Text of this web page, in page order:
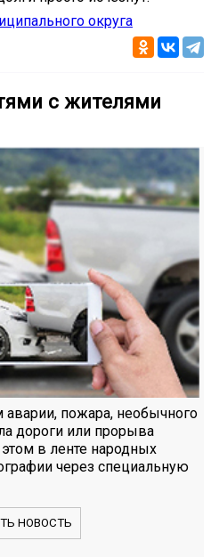
округа
с жителями
аварии, пожара, необычного
дороги или прорыва
в ленте народных
через специальную
НОВОСТЬ